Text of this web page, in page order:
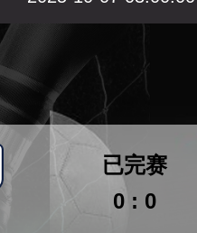
0 : 0
已完赛